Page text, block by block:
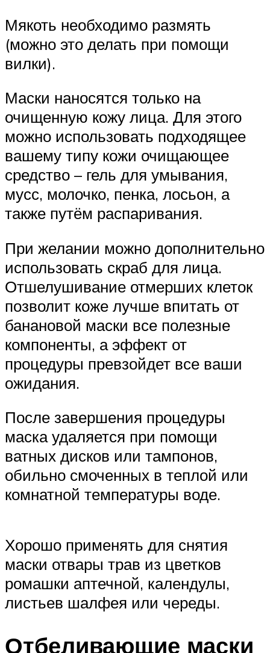
Мякоть необходимо размять
(можно это делать при помощи
вилки).
Маски наносятся только на
очищенную кожу лица. Для этого
можно использовать подходящее
вашему типу кожи очищающее
средство – гель для умывания,
мусс, молочко, пенка, лосьон, а
также путём распаривания.
При желании можно дополнительно
использовать скраб для лица.
Отшелушивание отмерших клеток
позволит коже лучше впитать от
банановой маски все полезные
компоненты, а эффект от
процедуры превзойдет все ваши
ожидания.
После завершения процедуры
маска удаляется при помощи
ватных дисков или тампонов,
обильно смоченных в теплой или
комнатной температуры воде.
Хорошо применять для снятия
маски отвары трав из цветков
ромашки аптечной, календулы,
листьев шалфея или череды.
Отбеливающие маски